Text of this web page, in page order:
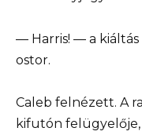
— Harris! — a
ostor.
Caleb felnézett. A
kifutón felügyelője,